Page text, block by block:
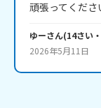
ゆーさん(14さい・
2026年5月11日